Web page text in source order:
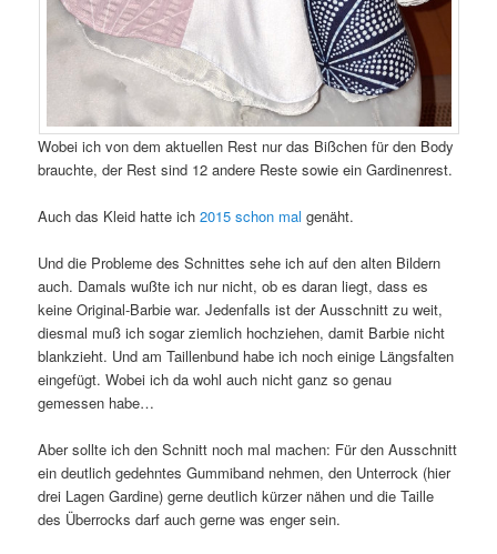
Wobei ich von dem aktuellen Rest nur das Bißchen für den Body
brauchte, der Rest sind 12 andere Reste sowie ein Gardinenrest.
Auch das Kleid hatte ich2015 schon mal genäht.
Und die Probleme des Schnittes sehe ich auf den alten Bildern
auch. Damals wußte ich nur nicht, ob es daran liegt, dass es
keine Original-Barbie war. Jedenfalls ist der Ausschnitt zu weit,
diesmal muß ich sogar ziemlich hochziehen, damit Barbie nicht
blankzieht. Und am Taillenbund habe ich noch einige Längsfalten
eingefügt. Wobei ich da wohl auch nicht ganz so genau
gemessen habe…
Aber sollte ich den Schnitt noch mal machen: Für den Ausschnitt
ein deutlich gedehntes Gummiband nehmen, den Unterrock (hier
drei Lagen Gardine) gerne deutlich kürzer nähen und die Taille
des Überrocks darf auch gerne was enger sein.